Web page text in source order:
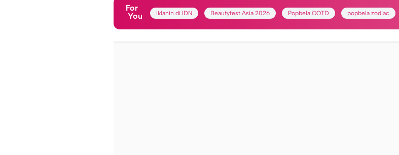
For
You
Iklanin di IDN Beautyfest Asia 2026 Popbela OOTD popbela zodiac